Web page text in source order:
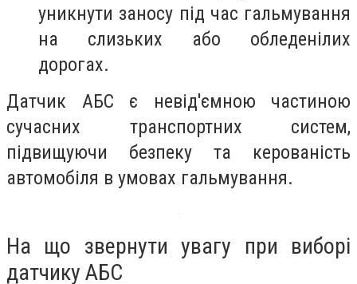
уникнути заносу під час гальмування
на слизьких або обледенілих
дорогах.
Датчик АБС є невід'ємною частиною
сучасних транспортних систем,
підвищуючи безпеку та керованість
автомобіля в умовах гальмування.
На що звернути увагу при виборі
датчику АБС